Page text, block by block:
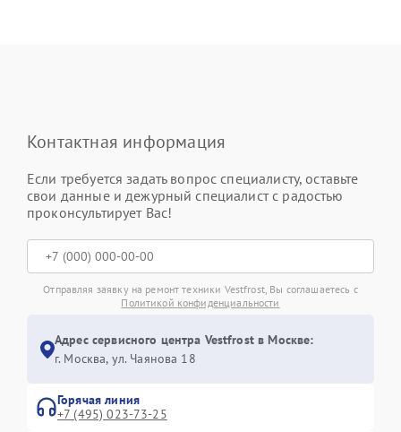
Контактная информация
Если требуется задать вопрос специалисту, оставьте
свои данные и дежурный специалист с радостью
проконсультирует Вас!
Отправляя заявку на ремонт техники Vestfrost, Вы соглашаетесь с
Политикой конфиденциальности
Адрес сервисного центра Vestfrost в Москве:
г. Москва, ул. Чаянова 18
Горячая линия
+7 (495) 023-73-25